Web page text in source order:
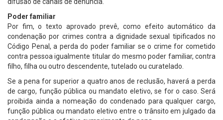
Poder familiar
Por fim, o texto aprovado prevê, como efeito automático da
condenação por crimes contra a dignidade sexual tipificados no
Código Penal, a perda do poder familiar se o crime for cometido
contra pessoa igualmente titular do mesmo poder familiar, contra
filho, filha ou outro descendente, tutelado ou curatelado.
Se a pena for superior a quatro anos de reclusão, haverá a perda
de cargo, função pública ou mandato eletivo, se for o caso. Será
proibida ainda a nomeação do condenado para qualquer cargo,
função pública ou mandato eletivo entre o trânsito em julgado da